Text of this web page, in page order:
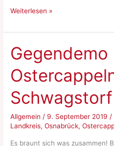
Neuer
Weiterlesen »
Gegendemo
Schwagstorf
Allgemein / 9. September 2019 /
Landkreis,Osnabrück,
Es braunt sich was zusammen!